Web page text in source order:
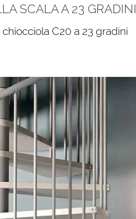
SCALA A 23 GRADINI
C20 a 23 gradini